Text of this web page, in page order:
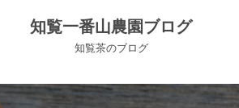
知覧一番山農園ブログ
知覧茶のブログ